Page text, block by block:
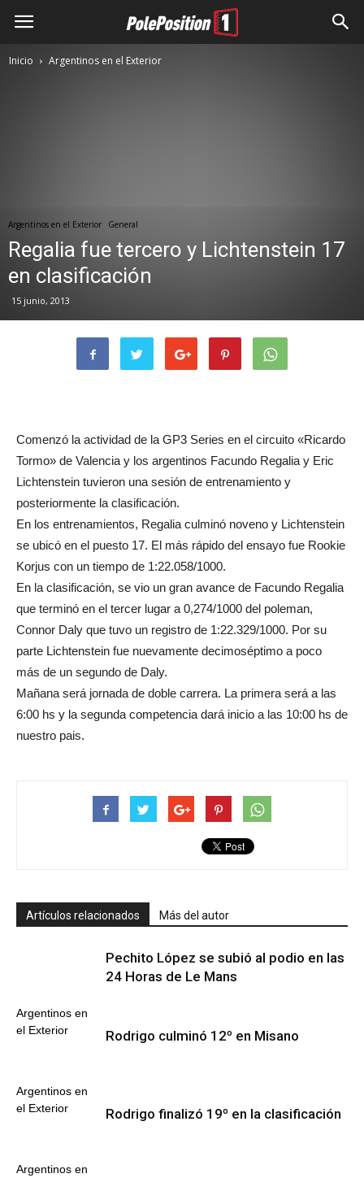
Inicio Argentinos en el Exterior
Argentinos en el Exterior General
Regalia fue tercero y Lichtenstein 17
en clasificación
15 junio, 2013
Comenzó la actividad de la GP3 Series en el circuito «Ricardo
Tormo» de Valencia y los argentinos Facundo Regalia y Eric
Lichtenstein tuvieron una sesión de entrenamiento y
posteriormente la clasificación.
En los entrenamientos, Regalia culminó noveno y Lichtenstein
se ubicó en el puesto 17. El más rápido del ensayo fue Rookie
Korjus con un tiempo de 1:22.058/1000.
En la clasificación, se vio un gran avance de Facundo Regalia
que terminó en el tercer lugar a 0,274/1000 del poleman,
Connor Daly que tuvo un registro de 1:22.329/1000. Por su
parte Lichtenstein fue nuevamente decimoséptimo a poco
más de un segundo de Daly.
Mañana será jornada de doble carrera. La primera será a las
6:00 hs y la segunda competencia dará inicio a las 10:00 hs de
nuestro pais.
Artículos relacionados Más del autor
Argentinos en
el Exterior
Pechito López se subió al podio en las
24 Horas de Le Mans
Argentinos en
el Exterior
Rodrigo culminó 12º en Misano
Argentinos en
Rodrigo finalizó 19º en la clasificación